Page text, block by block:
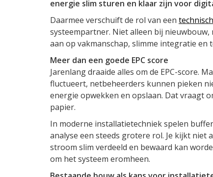
energie slim sturen en klaar zijn voor
Daarmee verschuift de rol van een
systeempartner. Niet alleen bij
aan op vakmanschap, slimme integratie en
Meer dan een goede EPC score
Jarenlang draaide alles om de EPC-score.
fluctueert, netbeheerders kunnen pieken
energie opwekken en opslaan. Dat vraagt
papier.
In moderne installatietechniek spelen
analyse een steeds grotere rol. Je kijkt
stroom slim verdeeld en bewaard kan
om het systeem eromheen.